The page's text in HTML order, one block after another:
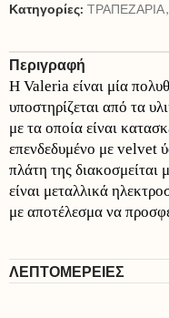
Κατηγορίες: TΡΑΠΕΖΑΡΙΑ,
Περιγραφή
Η Valeria είναι μία
υποστηρίζεται από τα
με τα οποία είναι
επενδεδυμένο με
πλάτη της διακοσμείται
είναι μεταλλικά
με αποτέλεσμα να
ΛΕΠΤΟΜΕΡΕΙΕΣ